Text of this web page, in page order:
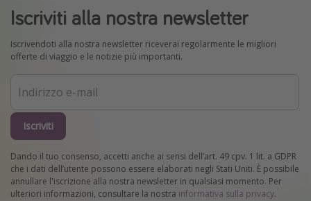
Iscriviti alla nostra newsletter
Iscrivendoti alla nostra newsletter riceverai regolarmente le migliori
offerte di viaggio e le notizie più importanti.
Iscriviti
Dando il tuo consenso, accetti anche ai sensi dell’art. 49 cpv. 1 lit. a GDPR
che i dati dell’utente possono essere elaborati negli Stati Uniti. È possibile
annullare l'iscrizione alla nostra newsletter in qualsiasi momento. Per
ulteriori informazioni, consultare la nostra informativa sulla privacy.